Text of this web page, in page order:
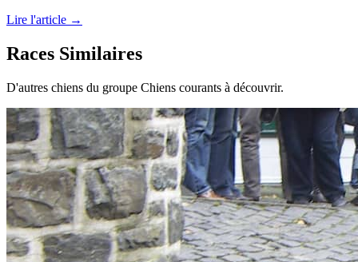
Lire l'article →
Races Similaires
D'autres chiens du groupe Chiens courants à découvrir.